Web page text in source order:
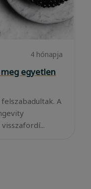
4 hónapja
egyetlen
A